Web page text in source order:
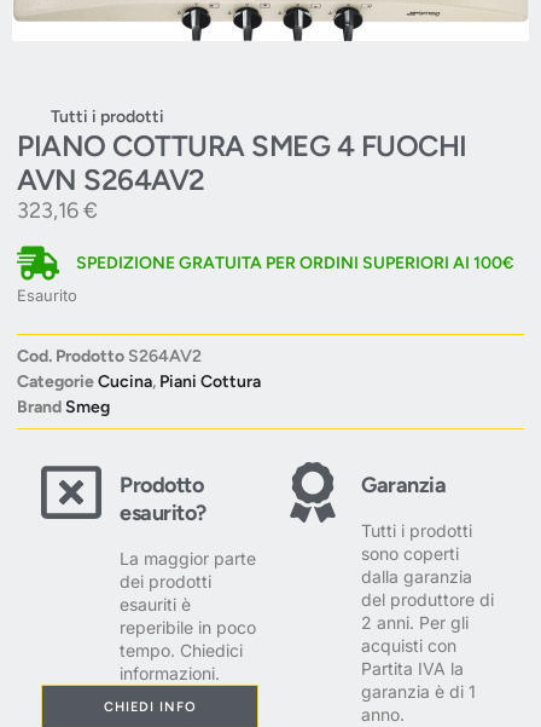
Tutti i prodotti
PIANO COTTURA SMEG 4 FUOCHI
AVN S264AV2
323,16€
SPEDIZIONE GRATUITA PER ORDINI SUPERIORI AI 100€
Esaurito
Cod. Prodotto S264AV2
CategorieCucina, Piani Cottura
BrandSmeg
Prodotto
esaurito?
La maggior parte
dei prodotti
esauriti è
reperibile in poco
tempo. Chiedici
informazioni.
CHIEDI INFO
Garanzia
Tutti i prodotti
sono coperti
dalla garanzia
del produttore di
2 anni. Per gli
acquisti con
Partita IVA la
garanzia è di 1
anno.